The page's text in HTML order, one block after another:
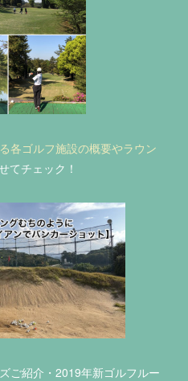
各ゴルフ施設の概要やラウン
てチェック！
ご紹介・2019年新ゴルフルー